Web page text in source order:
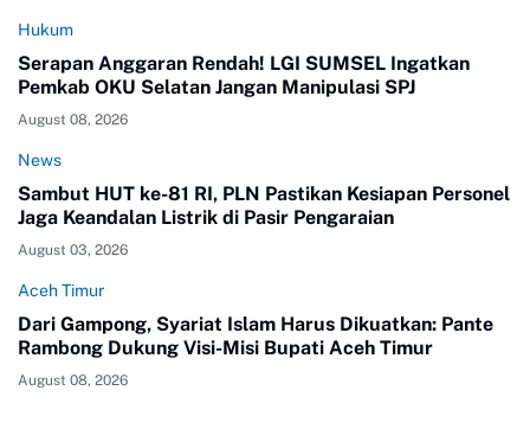
Hukum
Serapan Anggaran Rendah! LGI SUMSEL Ingatkan
Pemkab OKU Selatan Jangan Manipulasi SPJ
August 08, 2026
News
Sambut HUT ke-81 RI, PLN Pastikan Kesiapan Personel
Jaga Keandalan Listrik di Pasir Pengaraian
August 03, 2026
Aceh Timur
Dari Gampong, Syariat Islam Harus Dikuatkan: Pante
Rambong Dukung Visi-Misi Bupati Aceh Timur
August 08, 2026